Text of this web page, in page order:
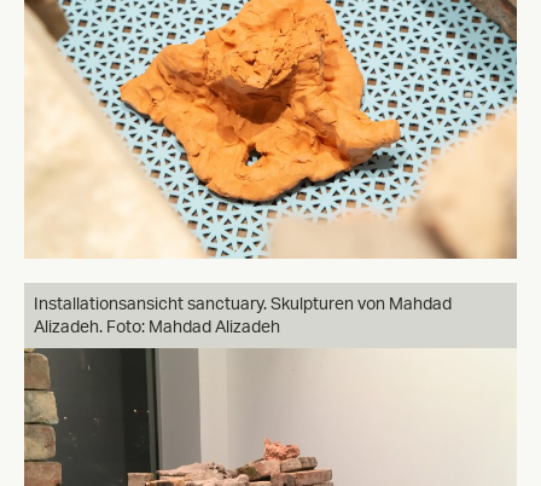
Installationsansicht sanctuary. Skulpturen von Mahdad
Alizadeh. Foto: Mahdad Alizadeh